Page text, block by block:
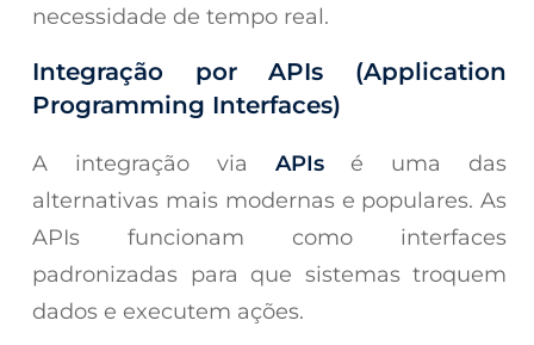
necessidade de tempo real.
Integração por APIs (Application
Programming Interfaces)
A integração via APIsé uma das
alternativas mais modernas e populares. As
APIs funcionam como interfaces
padronizadas para que sistemas troquem
dados e executem ações.